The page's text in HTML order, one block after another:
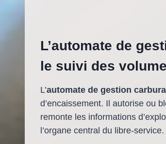
L’automate de
le suivi des
L’automate de gestion
d’encaissement. Il autorise ou
remonte les informations
l’organe central du libre-service.